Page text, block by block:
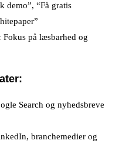
demo”, “Få gratis
Fokus på læsbarhed og
Search og nyhedsbreve
branchemedier og